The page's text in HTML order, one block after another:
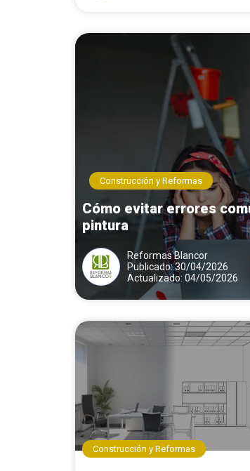
Construcción y Reformas
Cómo evitar errores
pintura
Reformas Blancor
Publicado: 30/04/2026
Actualizado: 04/05/2026
Construcción y Reformas